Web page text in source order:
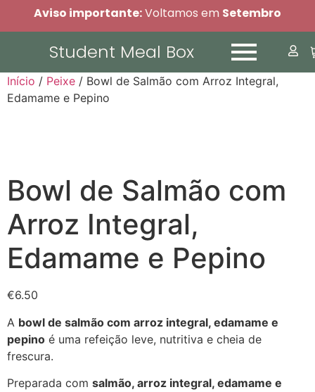
Aviso importante:Voltamos em Setembro
Student Meal Box
Início / Peixe / Bowl de Salmão com Arroz Integral,
Edamame e Pepino
Bowl de Salmão com
Arroz Integral,
Edamame e Pepino
€6.50
A bowl de salmão com arroz integral, edamame e
pepino é uma refeição leve, nutritiva e cheia de
frescura.
Preparada com salmão, arroz integral, edamame e